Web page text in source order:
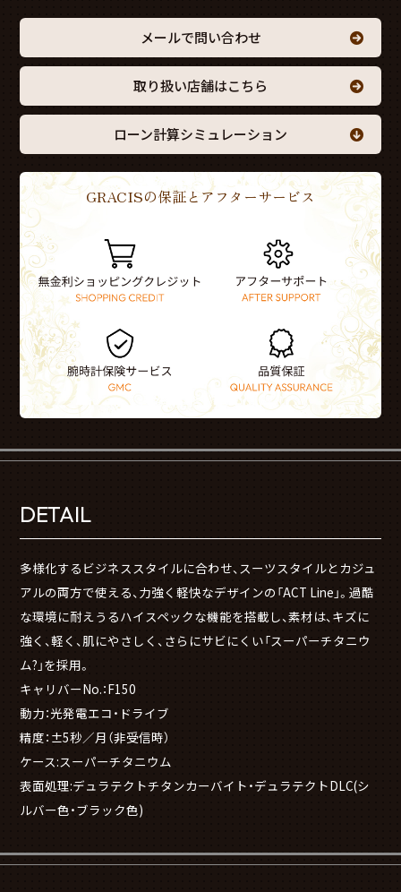
メールで問い合わせ
取り扱い店舗はこちら
ローン計算シミュレーション
GRACISの保証とアフターサービス
DETAIL
多様化するビジネススタイルに合わせ、スーツスタイルとカジュ
アルの両方で使える、力強く軽快なデザインの「ACT Line」。過酷
な環境に耐えうるハイスペックな機能を搭載し、素材は、キズに
強く、軽く、肌にやさしく、さらにサビにくい「スーパーチタニウ
ム?」を採用。
キャリバーNo.：F150
動力：光発電エコ・ドライブ
精度：±5秒／月（非受信時）
ケース:スーパーチタニウム
表面処理:デュラテクトチタンカーバイト・デュラテクトDLC(シ
ルバー色・ブラック色)